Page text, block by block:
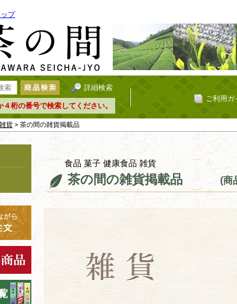
プ
詳細検索
桁の番号で検索してください。
ご利用ガ
貨 > 茶の間の雑貨掲載品
食品 菓子 健康食品 雑貨
茶の間の雑貨掲載品 (商